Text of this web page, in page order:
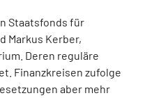
Staatsfonds für
Markus Kerber,
Deren reguläre
Finanzkreisen zufolge
aber mehr